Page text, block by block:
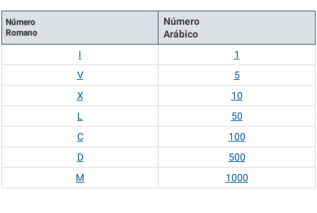
Número
Romano
Número
Arábico
I
1
V
5
X
10
L
50
C
100
D
500
M
1000